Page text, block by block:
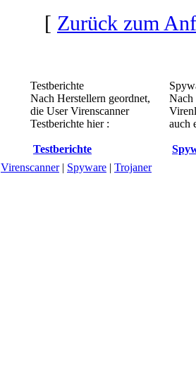
[ Zurück zum
Testberichte
Nach Herstellern geordnet,
die User Virenscanner
Testberichte hier :
Testberichte
Nach
auch
Virenscanner| Spyware | Trojaner